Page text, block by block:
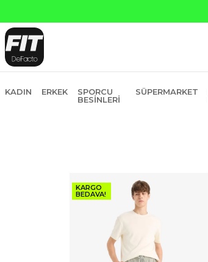
KADIN ERKEK
SPORCU
BESINLERI
SÜPERMARKET
KARGO
BEDAVA!